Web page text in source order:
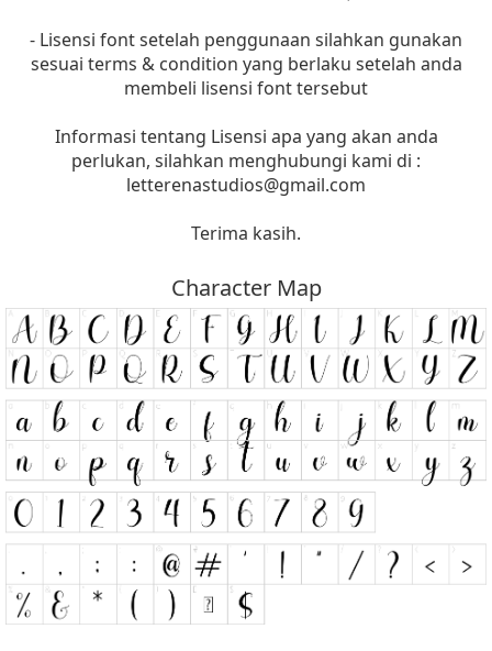
- Lisensi font setelah penggunaan silahkan gunakan
sesuai terms & condition yang berlaku setelah anda
membeli lisensi font tersebut
Informasi tentang Lisensi apa yang akan anda
perlukan, silahkan menghubungi kami di :
letterenastudios@gmail.com
Terima kasih.
Character Map